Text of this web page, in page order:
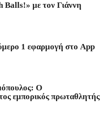
Balls!» με τον Γιάννη
1 εφαρμογή στο App
Ο
εμπορικός πρωταθλητής